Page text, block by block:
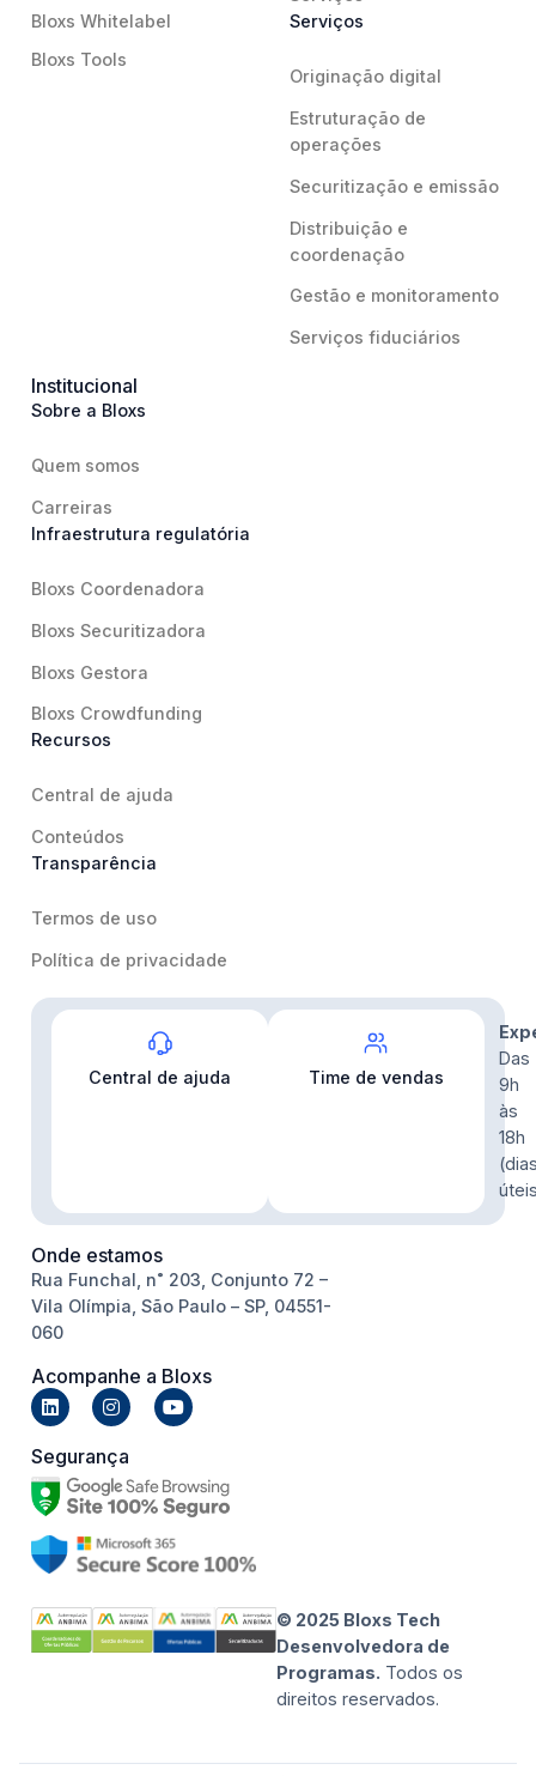
Bloxs Whitelabel
Bloxs Tools
Serviços
Originação digital
Estruturação de
operações
Securitização e emissão
Distribuição e
coordenação
Gestão e monitoramento
Serviços fiduciários
Institucional
Sobre a Bloxs
Quem somos
Carreiras
Infraestrutura regulatória
Bloxs Coordenadora
Bloxs Securitizadora
Bloxs Gestora
Bloxs Crowdfunding
Recursos
Central de ajuda
Conteúdos
Transparência
Termos de uso
Política de privacidade
Central de ajuda Time de vendas
Das
9h
às
18h
Onde estamos
Rua Funchal, n˚ 203, Conjunto 72 –
Vila Olímpia, São Paulo – SP, 04551-
060
Acompanhe a Bloxs
Segurança
© 2025 Bloxs Tech
Desenvolvedora de
Programas. Todos os
direitos reservados.